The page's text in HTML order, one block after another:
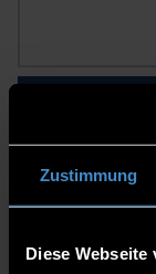
Zustimmung
Diese Webseite
LABORE